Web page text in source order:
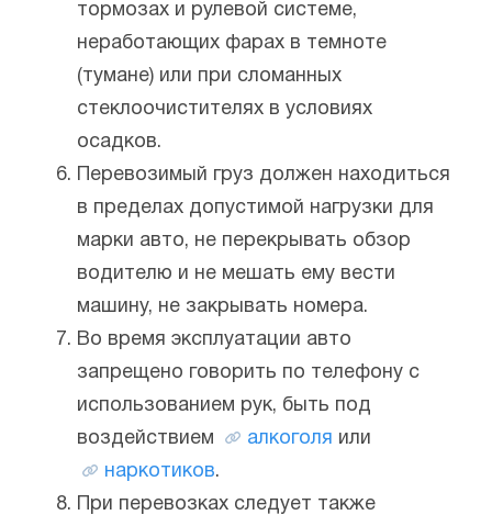
тормозах и рулевой системе,
неработающих фарах в темноте
(тумане) или при сломанных
стеклоочистителях в условиях
осадков.
Перевозимый груз должен находиться
в пределах допустимой нагрузки для
марки авто, не перекрывать обзор
водителю и не мешать ему вести
машину, не закрывать номера.
Во время эксплуатации авто
запрещено говорить по телефону с
использованием рук, быть под
воздействием
алкоголя или
наркотиков.
При перевозках следует также